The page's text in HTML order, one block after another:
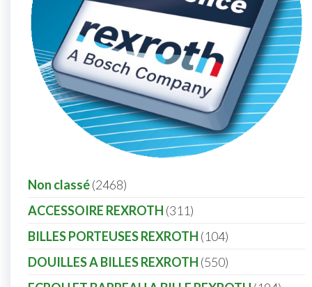
Non classé 2468
ACCESSOIRE REXROTH 311
BILLES PORTEUSES REXROTH 104
DOUILLES A BILLES REXROTH 550